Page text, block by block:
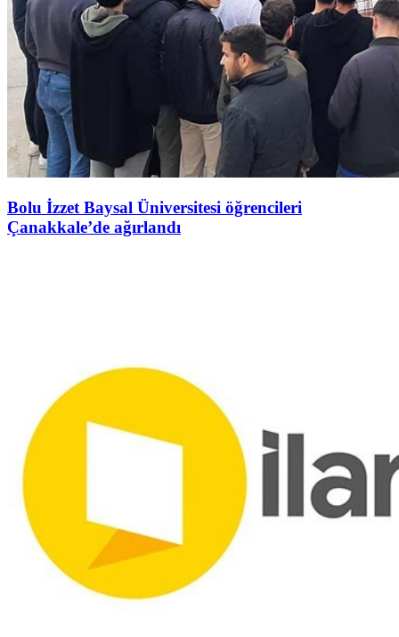
Bolu İzzet Baysal Üniversitesi öğrencileri
Çanakkale’de ağırlandı